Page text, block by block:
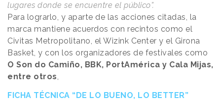
lugares donde se encuentre el público”.
Para lograrlo, y aparte de las acciones citadas, la
marca mantiene acuerdos con recintos como el
Civitas Metropolitano, el Wizink Center y el Girona
Basket, y con los organizadores de festivales como
O Son do Camiño, BBK, PortAmérica y Cala Mijas,
entre otros,
FICHA TÉCNICA “DE LO BUENO, LO BETTER”